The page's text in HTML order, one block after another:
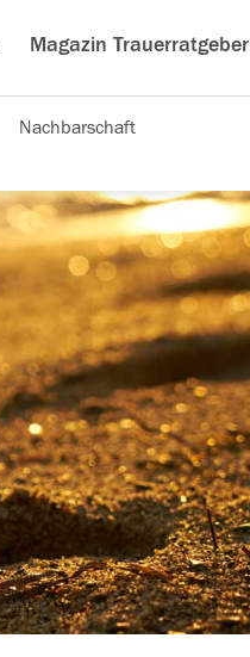
Magazin Trauerratgeber
Nachbarschaft